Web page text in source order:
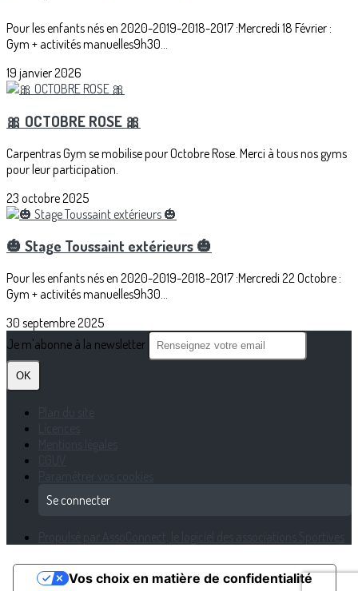
Pour les enfants nés en 2020-2019-2018-2017 :Mercredi 18 Février :
Gym + activités manuelles9h30...
19 janvier 2026
🎀 OCTOBRE ROSE 🎀
Carpentras Gym se mobilise pour Octobre Rose. Merci à tous nos gyms
pour leur participation.
23 octobre 2025
🎃 Stage Toussaint extérieurs 🎃
Pour les enfants nés en 2020-2019-2018-2017 :Mercredi 22 Octobre :
Gym + activités manuelles9h30...
30 septembre 2025
Je m'abonne à la newsletter
OK
Se connecter
Vos choix en matière de confidentialité